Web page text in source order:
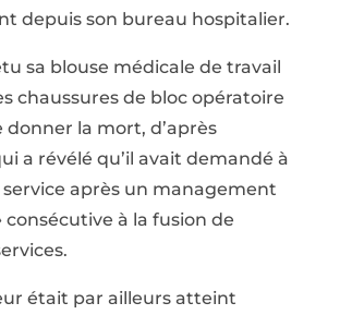
depuis son bureau hospitalier.
sa blouse médicale de travail
chaussures de bloc opératoire
donner la mort, d’après
a révélé qu’il avait demandé à
après un management
consécutive à la fusion de
était par ailleurs atteint